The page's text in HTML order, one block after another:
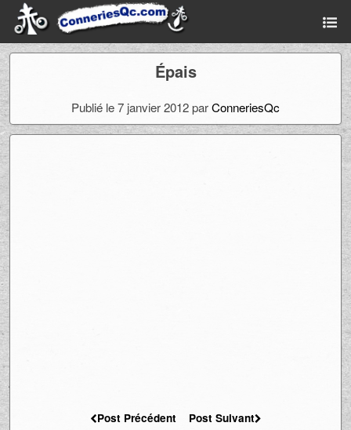
Épais
Publié le 7 janvier 2012 parConneriesQc
Post Précédent Post Suivant